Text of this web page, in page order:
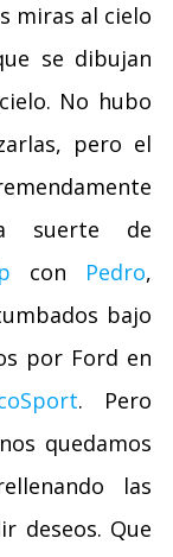
miras al cielo
se dibujan
No hubo
pero el
suerte de
con Pedro,
bajo
por Ford en
. Pero
quedamos
las
deseos. Que